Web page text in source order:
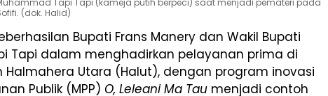
(dok. Halid)
Bupati Frans Manery dan Wakil Bupati
Tapi dalam menghadirkan pelayanan prima di
Halmahera Utara (Halut), dengan program inovasi
Publik (MPP) O, Leleani Ma Tau menjadi contoh